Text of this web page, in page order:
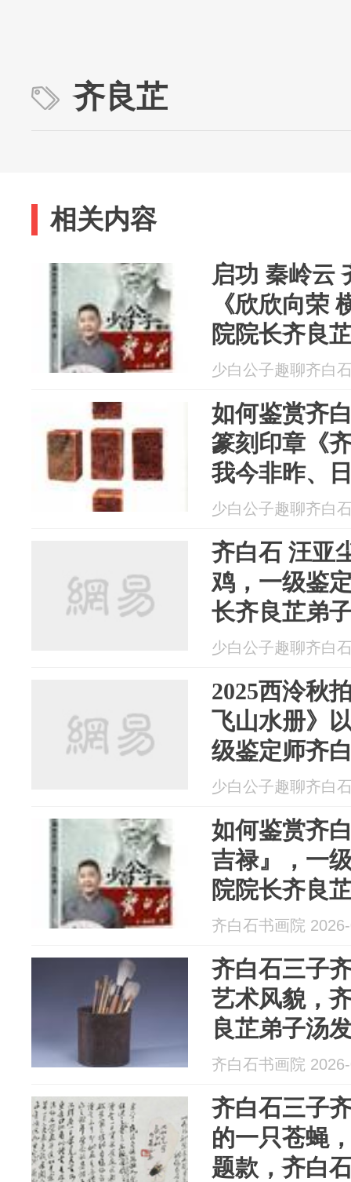
齐良芷
相关内容
启功 秦岭云
《欣欣向荣
院院长齐良
少白公子趣聊齐白
如何鉴赏齐
篆刻印章《
我今非昨、
四五世同堂
汤发周发布
少白公子趣聊齐白
齐白石 汪亚
鸡，一级鉴
长齐良芷弟
少白公子趣聊齐白
2025西泠秋
飞山水册》
级鉴定师齐
芷弟子汤发
少白公子趣聊齐白
如何鉴赏齐
吉禄』，一
院院长齐良
齐白石书画院
齐白石三子
艺术风貌，
良芷弟子汤
齐白石书画院
齐白石三子
的一只苍蝇
题款，齐白